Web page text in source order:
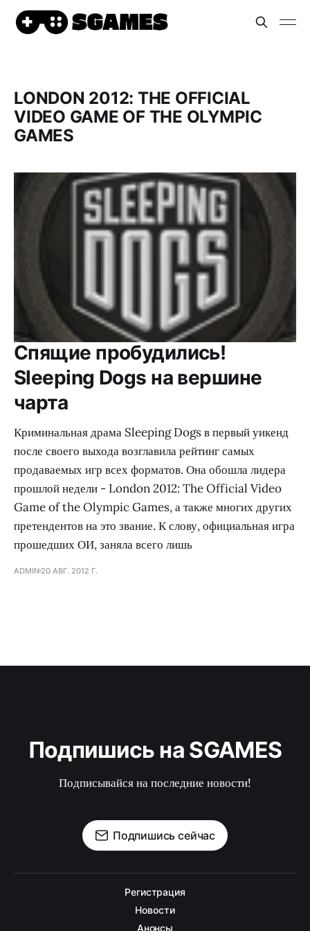
LONDON 2012: THE OFFICIAL
VIDEO GAME OF THE OLYMPIC
GAMES
Спящие пробудились!
Sleeping Dogs на вершине
чарта
Криминальная драма Sleeping Dogs в первый уикенд
после своего выхода возглавила рейтинг самых
продаваемых игр всех форматов. Она обошла лидера
прошлой недели - London 2012: The Official Video
Game of the Olympic Games, а также многих других
претендентов на это звание. К слову, официальная игра
прошедших ОИ, заняла всего лишь
ADMIN 20 АВГ. 2012 Г.
Подпишись на SGAMES
Подписывайся на последние новости!
Подпишись сейчас
Регистрация
Новости
Анонсы